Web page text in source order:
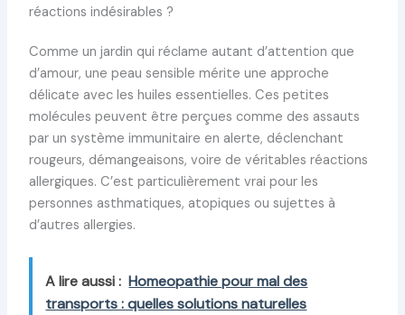
réactions indésirables ?
Comme un jardin qui réclame autant d’attention que
d’amour, une peau sensible mérite une approche
délicate avec les huiles essentielles. Ces petites
molécules peuvent être perçues comme des assauts
par un système immunitaire en alerte, déclenchant
rougeurs, démangeaisons, voire de véritables réactions
allergiques. C’est particulièrement vrai pour les
personnes asthmatiques, atopiques ou sujettes à
d’autres allergies.
A lire aussi : Homeopathie pour mal des
transports : quelles solutions naturelles